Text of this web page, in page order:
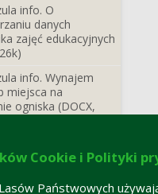
info. O
danych
zajęć edukacyjnych
info. Wynajem
miejsca na
ogniska (DOCX,
Cookie i Polityki
Państwowych